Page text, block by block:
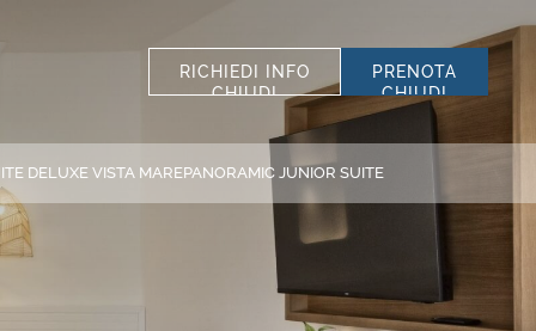
RICHIEDI INFO
CHIUDI
PRENOTA
CHIUDI
COGNOME*
SELEZIONA STRUTTURA
SISTEMAZIONE
DELUXE VISTA MAREPANORAMIC JUNIOR SUITE
SCOPRI I NOSTRI